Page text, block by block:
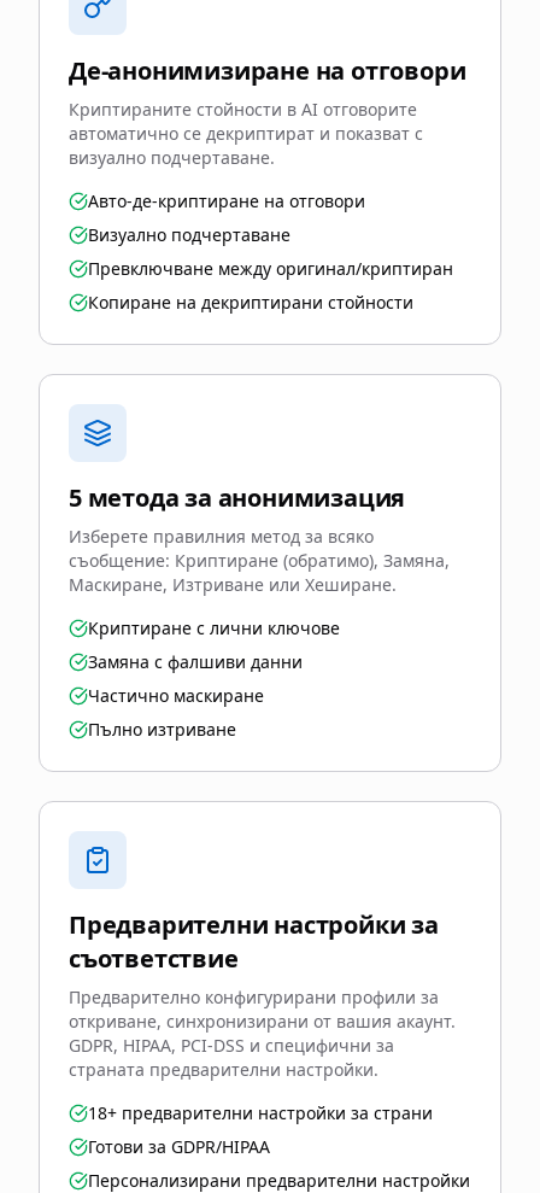
Де-анонимизиране на отговори
Криптираните стойности в AI отговорите
автоматично се декриптират и показват с
визуално подчертаване.
Авто-де-криптиране на отговори
Визуално подчертаване
Превключване между оригинал/криптиран
Копиране на декриптирани стойности
5 метода за анонимизация
Изберете правилния метод за всяко
съобщение: Криптиране (обратимо), Замяна,
Маскиране, Изтриване или Хеширане.
Криптиране с лични ключове
Замяна с фалшиви данни
Частично маскиране
Пълно изтриване
Предварителни настройки за
съответствие
Предварително конфигурирани профили за
откриване, синхронизирани от вашия акаунт.
GDPR, HIPAA, PCI-DSS и специфични за
страната предварителни настройки.
18+ предварителни настройки за страни
Готови за GDPR/HIPAA
Персонализирани предварителни настройки